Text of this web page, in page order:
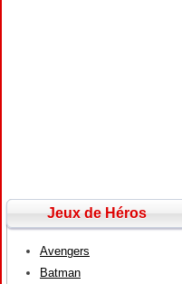
Jeux de Héros
Avengers
Batman